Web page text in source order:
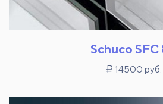
Schuco SFC
14500 руб.